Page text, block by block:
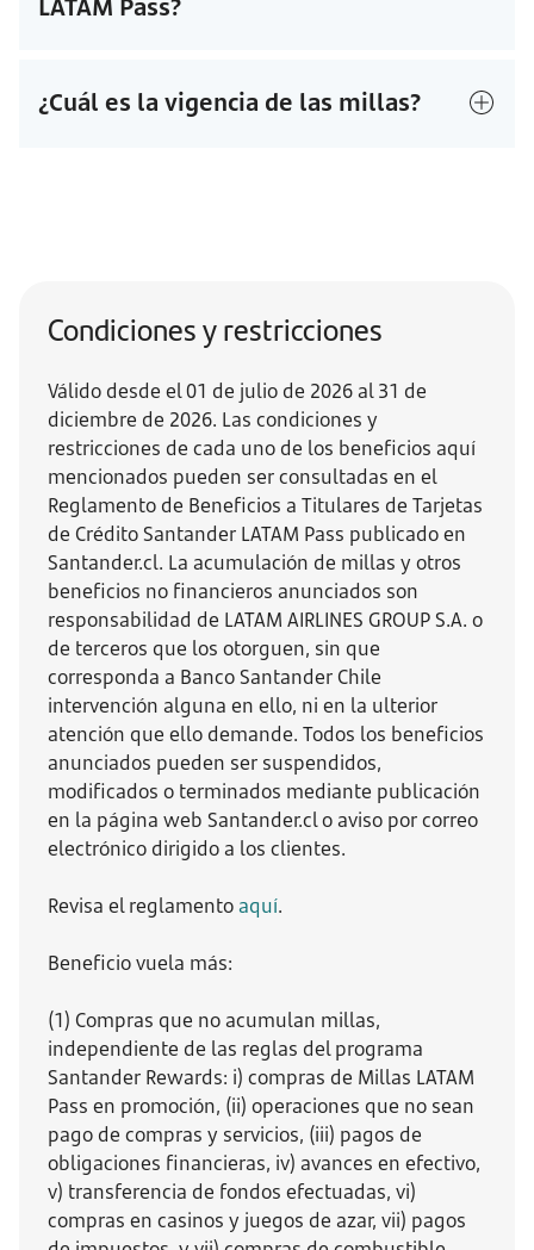
LATAM Pass?
¿Cuál es la vigencia de las millas?
Condiciones y restricciones
Válido desde el 01 de julio de 2026 al 31 de
diciembre de 2026. Las condiciones y
restricciones de cada uno de los beneficios aquí
mencionados pueden ser consultadas en el
Reglamento de Beneficios a Titulares de Tarjetas
de Crédito Santander LATAM Pass publicado en
Santander.cl. La acumulación de millas y otros
beneficios no financieros anunciados son
responsabilidad de LATAM AIRLINES GROUP S.A. o
de terceros que los otorguen, sin que
corresponda a Banco Santander Chile
intervención alguna en ello, ni en la ulterior
atención que ello demande. Todos los beneficios
anunciados pueden ser suspendidos,
modificados o terminados mediante publicación
en la página web Santander.cl o aviso por correo
electrónico dirigido a los clientes.
Revisa el reglamentoaquí.
Beneficio vuela más:
(1) Compras que no acumulan millas,
independiente de las reglas del programa
Santander Rewards: i) compras de Millas LATAM
Pass en promoción, (ii) operaciones que no sean
pago de compras y servicios, (iii) pagos de
obligaciones financieras, iv) avances en efectivo,
v) transferencia de fondos efectuadas, vi)
compras en casinos y juegos de azar, vii) pagos